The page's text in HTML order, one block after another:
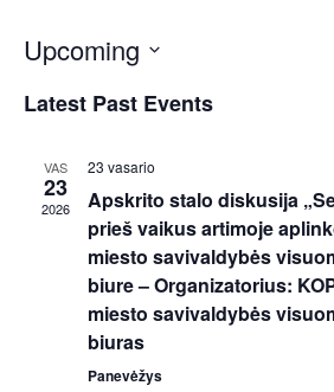
Upcoming
date.
Latest Past Events
VAS
23
2026
23 vasario
Apskrito stalo diskusija
prieš vaikus artimoje
miesto savivaldybės
biure – Organizatorius:
miesto savivaldybės
biuras
Panevėžys